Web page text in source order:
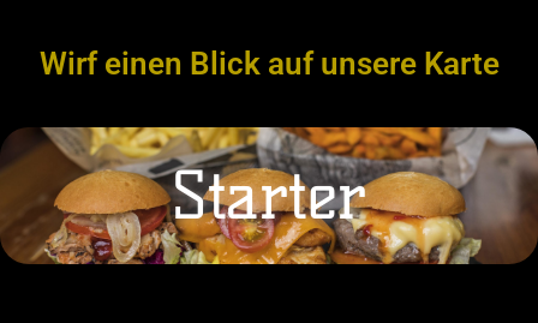
Wirf einen Blick auf unsere Karte
Starter